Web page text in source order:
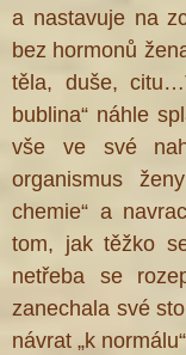
a nastavuje na
bez hormonů
těla, duše,
bublina“ náhle
vše ve své
organismus
chemie“ a
tom, jak těžko
netřeba se
zanechala své
návrat „k